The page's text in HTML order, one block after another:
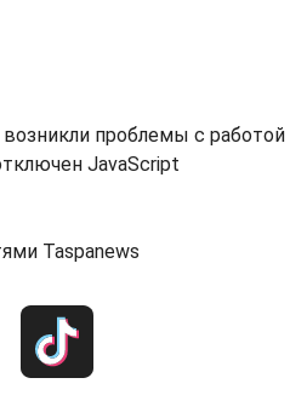
проблемы с работой
JavaScript
Taspanews